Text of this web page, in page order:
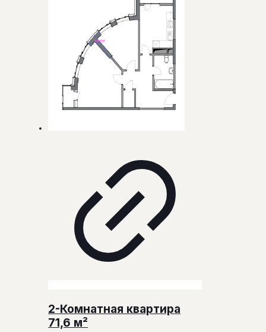
2-Комнатная квартира
71,6 м²